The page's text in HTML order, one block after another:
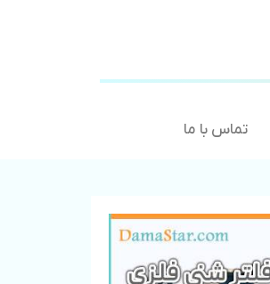
تماس با ما